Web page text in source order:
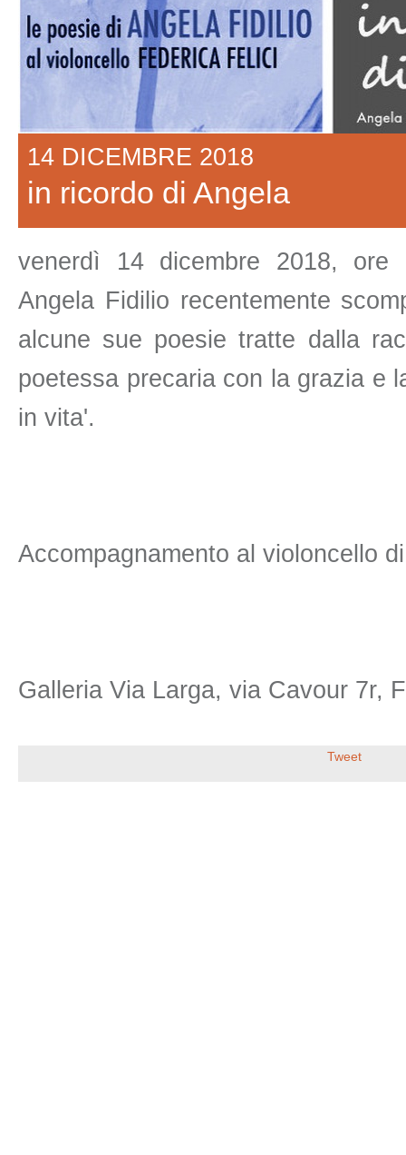
14 DICEMBRE 2018
in ricordo di Angela
venerdì 14 dicembre 2018,
Angela Fidilio recentemente
alcune sue poesie tratte dalla
poetessa precaria con la grazia e
in vita'.
Accompagnamento al violoncello
Galleria Via Larga, via Cavour 7r,
Tweet